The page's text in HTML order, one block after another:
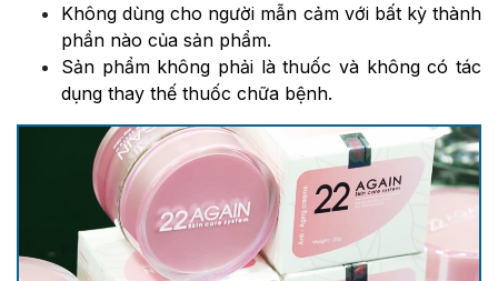
Không dùng cho người mẫn cảm với bất kỳ thành
phần nào của sản phẩm.
Sản phẩm không phải là thuốc và không có tác
dụng thay thế thuốc chữa bệnh.